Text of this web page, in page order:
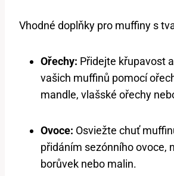
Vhodné doplňky pro muffiny s
Ořechy: Přidejte křupavost
vašich muffinů pomocí
mandle, vlašské ořechy
Ovoce: Osviežte chuť
přidáním sezónního ovoce,
borůvek nebo malin.